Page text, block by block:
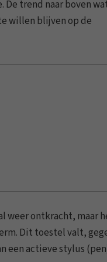
trend naar boven
willen blijven op de
weer ontkracht, maar
Dit toestel valt,
een actieve stylus